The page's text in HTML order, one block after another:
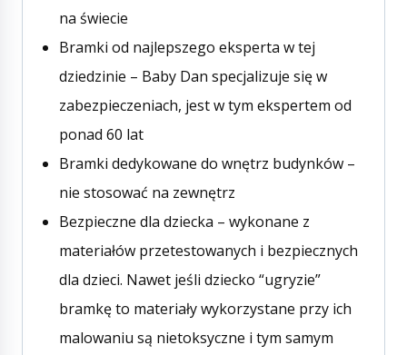
na świecie
Bramki od najlepszego eksperta w tej
dziedzinie – Baby Dan specjalizuje się w
zabezpieczeniach, jest w tym ekspertem od
ponad 60 lat
Bramki dedykowane do wnętrz budynków –
nie stosować na zewnętrz
Bezpieczne dla dziecka – wykonane z
materiałów przetestowanych i bezpiecznych
dla dzieci. Nawet jeśli dziecko “ugryzie”
bramkę to materiały wykorzystane przy ich
malowaniu są nietoksyczne i tym samym